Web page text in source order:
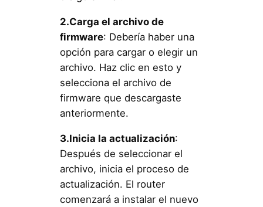
2.Carga el archivo de
firmware: Debería haber una
opción para cargar o elegir un
archivo. Haz clic en esto y
selecciona el archivo de
firmware que descargaste
anteriormente.
3.Inicia la actualización:
Después de seleccionar el
archivo, inicia el proceso de
actualización. El router
comenzará a instalar el nuevo